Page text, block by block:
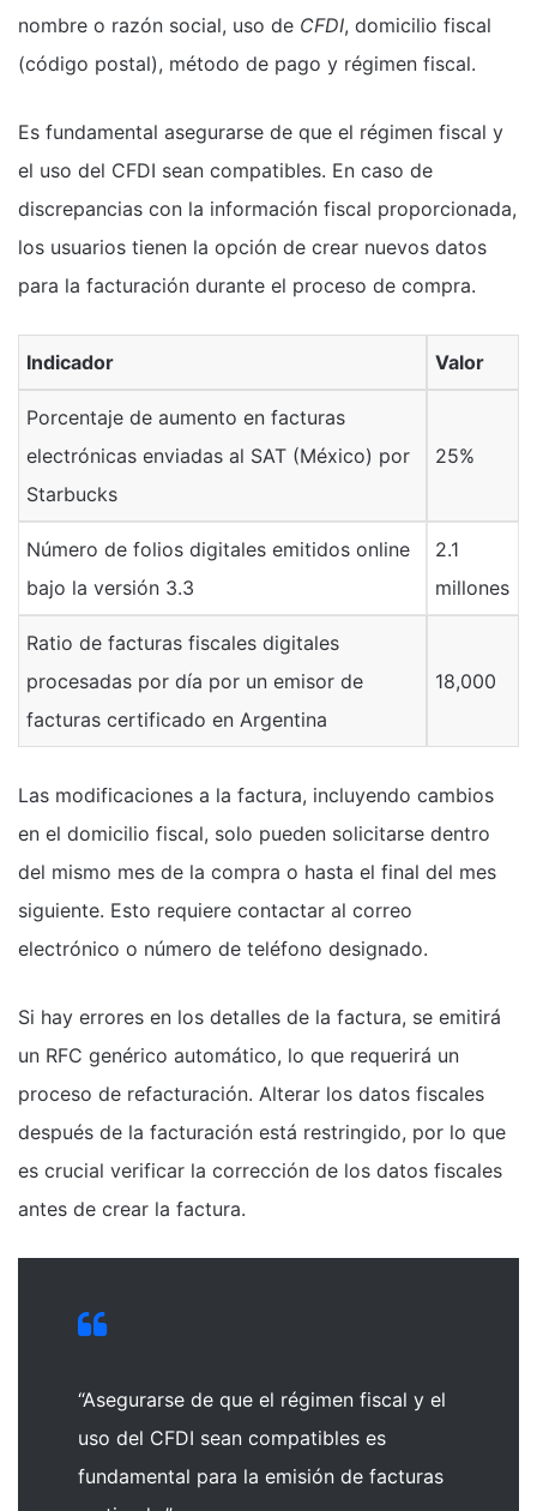
nombre o razón social, uso de CFDI, domicilio fiscal
(código postal), método de pago y régimen fiscal.
Es fundamental asegurarse de que el régimen fiscal y
el uso del CFDI sean compatibles. En caso de
discrepancias con la información fiscal proporcionada,
los usuarios tienen la opción de crear nuevos datos
para la facturación durante el proceso de compra.
Indicador Valor
Porcentaje de aumento en facturas
electrónicas enviadas al SAT (México) por
Starbucks
25%
Número de folios digitales emitidos online
bajo la versión 3.3
2.1
millones
Ratio de facturas fiscales digitales
procesadas por día por un emisor de
facturas certificado en Argentina
18,000
Las modificaciones a la factura, incluyendo cambios
en el domicilio fiscal, solo pueden solicitarse dentro
del mismo mes de la compra o hasta el final del mes
siguiente. Esto requiere contactar al correo
electrónico o número de teléfono designado.
Si hay errores en los detalles de la factura, se emitirá
un RFC genérico automático, lo que requerirá un
proceso de refacturación. Alterar los datos fiscales
después de la facturación está restringido, por lo que
es crucial verificar la corrección de los datos fiscales
antes de crear la factura.
“Asegurarse de que el régimen fiscal y el
uso del CFDI sean compatibles es
fundamental para la emisión de facturas